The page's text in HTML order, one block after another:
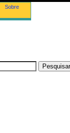
Sobre